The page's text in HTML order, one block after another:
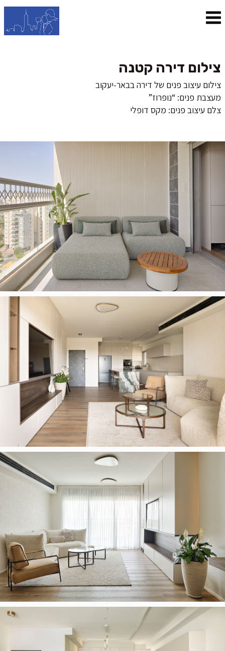
צילום דירה קטנה
צילום עיצוב פנים של דירה בבאר-יעקוב
מעצבת פנים: “נופרוז”
צלם עיצוב פנים: מקס דופלי